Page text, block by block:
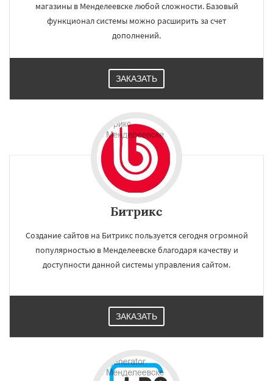
магазины в Менделеевске любой сложности. Базовый
функционал системы можно расширить за счет
дополнений.
ЗАКАЗАТЬ
Битрикс
Создание сайтов на Битрикс пользуется сегодня огромной
популярностью в Менделеевске благодаря качеству и
доступности данной системы управления сайтом.
ЗАКАЗАТЬ